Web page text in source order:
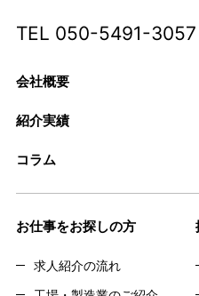
TEL 050-5491-3057
会社概要
紹介実績
コラム
お仕事をお探しの方
求人紹介の流れ